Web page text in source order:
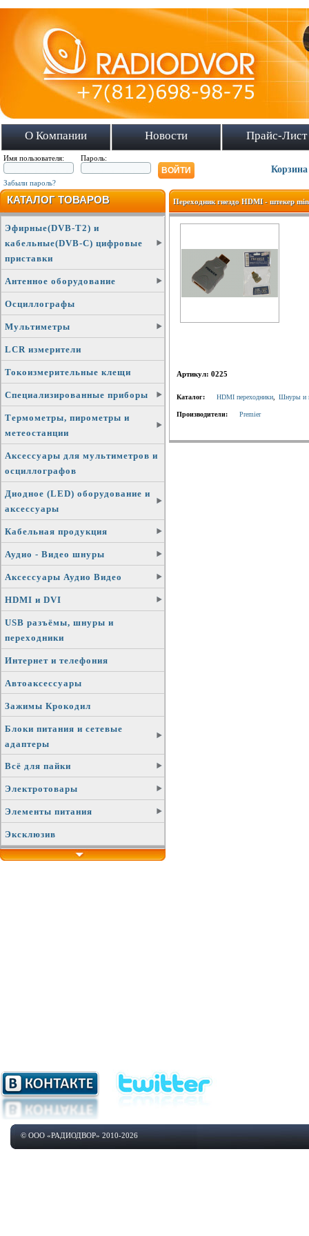
О Компании Новости Прайс-Лист
Имя пользователя: Пароль:
Забыли пароль?
Корзина
КАТАЛОГ ТОВАРОВ
Эфирные(DVB-T2) и
кабельные(DVB-C) цифровые
приставки
Антенное оборудование
Осциллографы
Мультиметры
LCR измерители
Токоизмерительные клещи
Специализированные приборы
Термометры, пирометры и
метеостанции
Аксессуары для мультиметров и
осциллографов
Диодное (LED) оборудование и
аксессуары
Кабельная продукция
Аудио - Видео шнуры
Аксессуары Аудио Видео
HDMI и DVI
USB разъёмы, шнуры и
переходники
Интернет и телефония
Автоаксессуары
Зажимы Крокодил
Блоки питания и сетевые
адаптеры
Всё для пайки
Электротовары
Элементы питания
Эксклюзив
Переходник гнездо HDMI - штекер
Артикул: 0225
Каталог: HDMI переходники Шнуры и
Производители: Premier
© ООО «РАДИОДВОР» 2010-2026